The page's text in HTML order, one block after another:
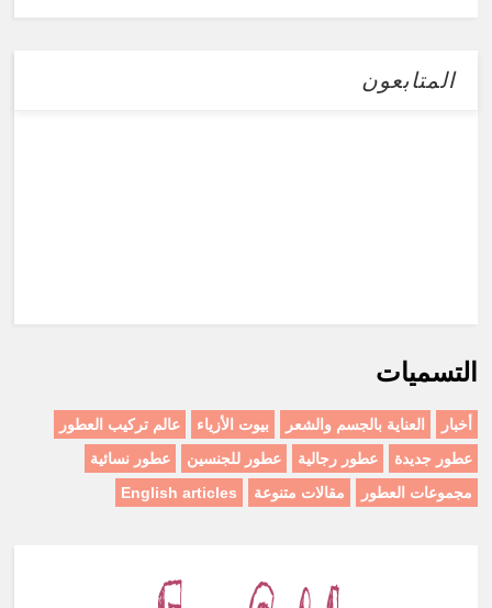
المتابعون
التسميات
أخبار العناية بالجسم والشعر بيوت الأزياء
عالم تركيب العطور
عطور جديدة
عطور رجالية عطور للجنسين
عطور نسائية
مجموعات العطور
مقالات متنوعة English articles